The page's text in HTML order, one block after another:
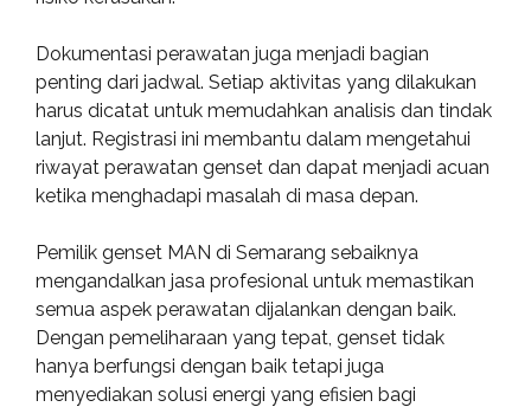
Dokumentasi perawatan juga menjadi bagian
penting dari jadwal. Setiap aktivitas yang dilakukan
harus dicatat untuk memudahkan analisis dan tindak
lanjut. Registrasi ini membantu dalam mengetahui
riwayat perawatan genset dan dapat menjadi acuan
ketika menghadapi masalah di masa depan.
Pemilik genset MAN di Semarang sebaiknya
mengandalkan jasa profesional untuk memastikan
semua aspek perawatan dijalankan dengan baik.
Dengan pemeliharaan yang tepat, genset tidak
hanya berfungsi dengan baik tetapi juga
menyediakan solusi energi yang efisien bagi